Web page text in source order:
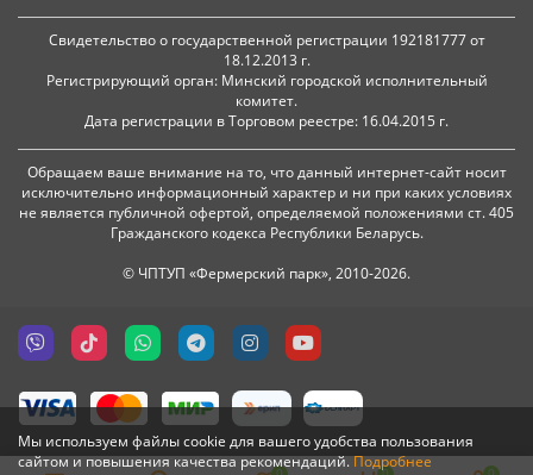
Мы используем файлы cookie для вашего удобства пользования
сайтом и повышения качества рекомендаций.Подробнее
Свидетельство о государственной регистрации 192181777 от
18.12.2013 г.
Регистрирующий орган: Минский городской исполнительный
комитет.
Дата регистрации в Торговом реестре: 16.04.2015 г.
Обращаем ваше внимание на то, что данный интернет-сайт носит
исключительно информационный характер и ни при каких условиях
не является публичной офертой, определяемой положениями ст. 405
Гражданского кодекса Республики Беларусь.
© ЧПТУП «Фермерский парк», 2010-2026.